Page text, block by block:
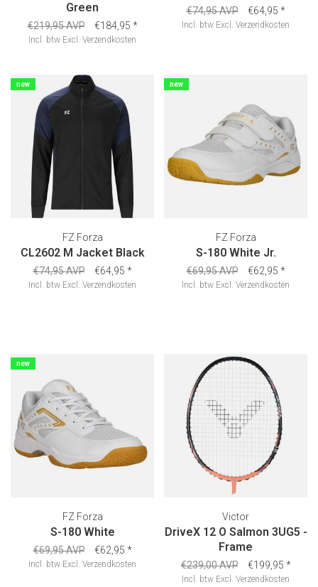
Green
€219,95 AVP €184,95 *
Incl. btw Excl. Verzendkosten
€74,95 AVP €64,95 *
Incl. btw Excl. Verzendkosten
new
FZ Forza
CL2602 M Jacket Black
€74,95 AVP €64,95 *
Incl. btw Excl. Verzendkosten
new
FZ Forza
S-180 White Jr.
€69,95 AVP €62,95 *
Incl. btw Excl. Verzendkosten
new
FZ Forza
S-180 White
€69,95 AVP €62,95 *
Incl. btw Excl. Verzendkosten
Victor
DriveX 12 O Salmon 3UG5 -
Frame
€239,00 AVP €199,95 *
Incl. btw Excl. Verzendkosten